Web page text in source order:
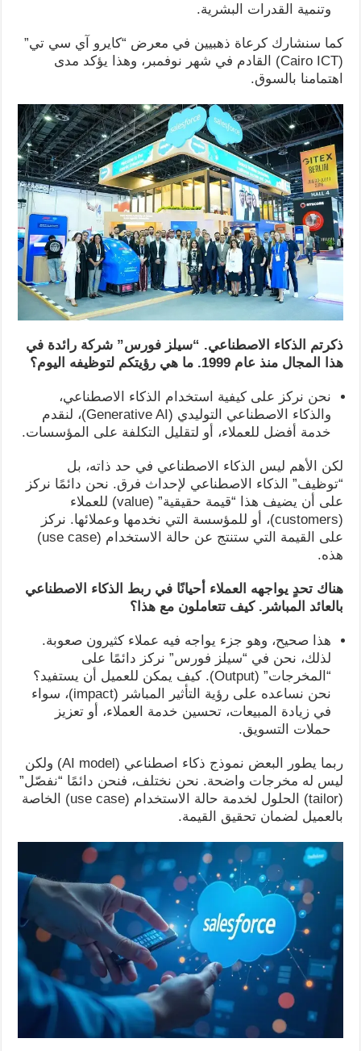
وتنمية القدرات البشرية.
كما سنشارك كرعاة ذهبيين في معرض “كايرو آي سي تي”
(Cairo ICT) القادم في شهر نوفمبر، وهذا يؤكد مدى
اهتمامنا بالسوق.
ذكرتم الذكاء الاصطناعي. “سيلز فورس” شركة رائدة في
هذا المجال منذ عام 1999. ما هي رؤيتكم لتوظيفه اليوم؟
نحن نركز على كيفية استخدام الذكاء الاصطناعي،
والذكاء الاصطناعي التوليدي (Generative AI)، لنقدم
خدمة أفضل للعملاء، أو لتقليل التكلفة على المؤسسات.
لكن الأهم ليس الذكاء الاصطناعي في حد ذاته، بل
“توظيف” الذكاء الاصطناعي لإحداث فرق. نحن دائمًا نركز
على أن يضيف هذا “قيمة حقيقية” (value) للعملاء
(customers)، أو للمؤسسة التي نخدمها وعملائها. نركز
على القيمة التي ستنتج عن حالة الاستخدام (use case)
هذه.
هناك تحدٍ يواجهه العملاء أحيانًا في ربط الذكاء الاصطناعي
بالعائد المباشر. كيف تتعاملون مع هذا؟
هذا صحيح، وهو جزء يواجه فيه عملاء كثيرون صعوبة.
لذلك، نحن في “سيلز فورس” نركز دائمًا على
“المخرجات” (Output). كيف يمكن للعميل أن يستفيد؟
نحن نساعده على رؤية التأثير المباشر (impact)، سواء
في زيادة المبيعات، تحسين خدمة العملاء، أو تعزيز
حملات التسويق.
ربما يطور البعض نموذج ذكاء اصطناعي (AI model) ولكن
ليس له مخرجات واضحة. نحن نختلف، فنحن دائمًا “نفصّل”
(tailor) الحلول لخدمة حالة الاستخدام (use case) الخاصة
بالعميل لضمان تحقيق القيمة.